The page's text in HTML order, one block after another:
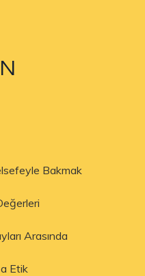
Bakmak
Arasında
Etik